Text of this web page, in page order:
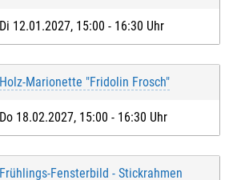
Di 12.01.2027, 15:00 - 16:30 Uhr
Holz-Marionette "Fridolin Frosch"
Do 18.02.2027, 15:00 - 16:30 Uhr
Frühlings-Fensterbild - Stickrahmen